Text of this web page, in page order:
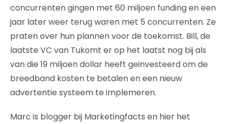
concurrenten gingen met 60 miljoen funding en een
jaar later weer terug waren met 5 concurrenten. Ze
praten over hun plannen voor de toekomst. Bill, de
laatste VC van Tukomt er op het laatst nog bij als
van die 19 miljoen dollar heeft geinvesteerd om de
breedband kosten te betalen en een nieuw
advertentie systeem te implemeren.
Marc is blogger bij Marketingfacts en hier het